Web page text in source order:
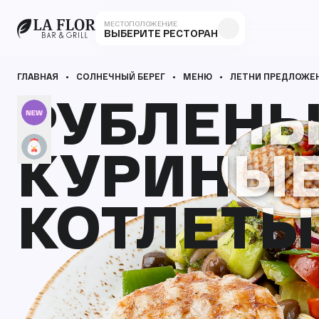
МЕСТОПОЛОЖЕНИЕ
ВЫБЕРИТЕ РЕСТОРАН
ГЛАВНАЯ СОЛНЕЧНЫЙ БЕРЕГ МЕНЮ ЛЕТНИ
КОТЛЕТЫ
КОТЛЕТЫ